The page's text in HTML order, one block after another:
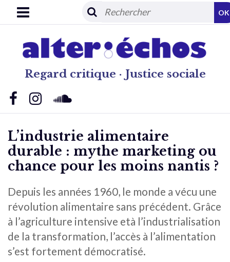
Regard critique · Justice sociale
OK
L’industrie alimentaire
durable : mythe marketing ou
chance pour les moins nantis ?
Depuis les années 1960, le monde a vécu une
révolution alimentaire sans précédent. Grâce
à l’agriculture intensive età l’industrialisation
de la transformation, l’accès à l’alimentation
s’est fortement démocratisé.